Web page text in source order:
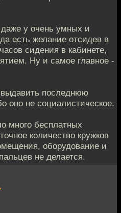
у очень умных и
есть желание отсидев в
сидения в кабинете,
Ну и самое главное -
выдавить последнюю
оно не социалистическое.
много бесплатных
количество кружков
оборудование и
не делается.